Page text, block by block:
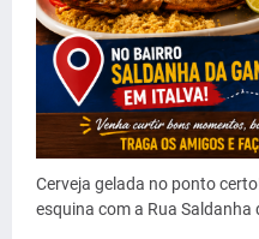
Cerveja gelada no ponto
esquina com a Rua Saldanha